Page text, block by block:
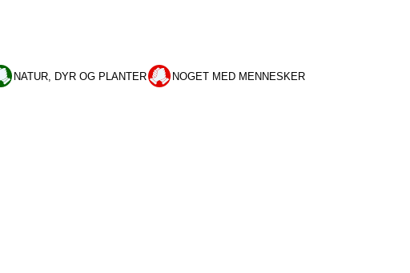
NATUR, DYR OG PLANTER NOGET MED MENNESKER